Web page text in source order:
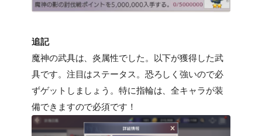
追記
魔神の武具は、炎属性でした。以下が獲得した武
具です。注目はステータス。恐ろしく強いので必
ずゲットしましょう。特に指輪は、全キャラが装
備できますので必須です！